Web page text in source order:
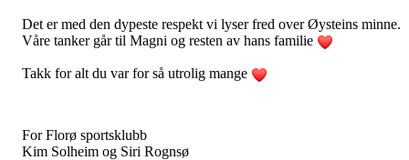
Det er med den dypeste respekt vi lyser fred over Øysteins minne.
Våre tanker går til Magni og resten av hans familie
Takk for alt du var for så utrolig mange
For Florø sportsklubb
Kim Solheim og Siri Rognsø